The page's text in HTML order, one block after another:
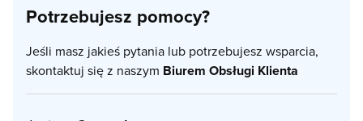
Potrzebujesz pomocy?
Jeśli masz jakieś pytania lub potrzebujesz wsparcia,
skontaktuj się z naszym Biurem Obsługi Klienta